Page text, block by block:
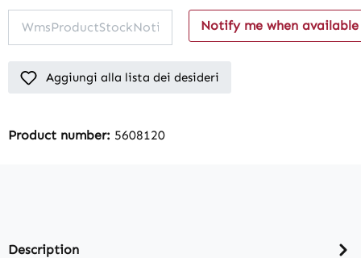
Notify me when available
Aggiungi alla lista dei desideri
Product number: 5608120
Description